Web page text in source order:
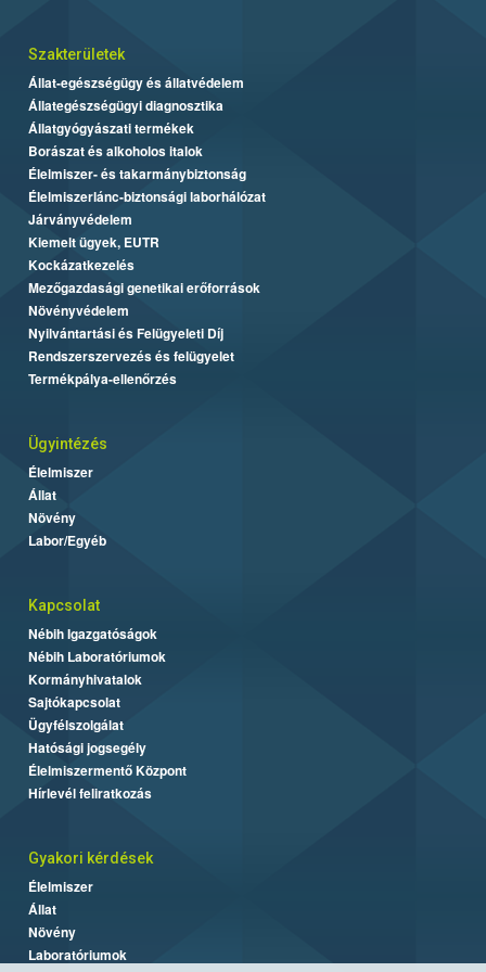
Szakterületek
Állat-egészségügy és állatvédelem
Állategészségügyi diagnosztika
Állatgyógyászati termékek
Borászat és alkoholos italok
Élelmiszer- és takarmánybiztonság
Élelmiszerlánc-biztonsági laborhálózat
Járványvédelem
Kiemelt ügyek, EUTR
Kockázatkezelés
Mezőgazdasági genetikai erőforrások
Növényvédelem
Nyilvántartási és Felügyeleti Díj
Rendszerszervezés és felügyelet
Termékpálya-ellenőrzés
Ügyintézés
Élelmiszer
Állat
Növény
Labor/Egyéb
Kapcsolat
Nébih Igazgatóságok
Nébih Laboratóriumok
Kormányhivatalok
Sajtókapcsolat
Ügyfélszolgálat
Hatósági jogsegély
Élelmiszermentő Központ
Hírlevél feliratkozás
Gyakori kérdések
Élelmiszer
Állat
Növény
Laboratóriumok